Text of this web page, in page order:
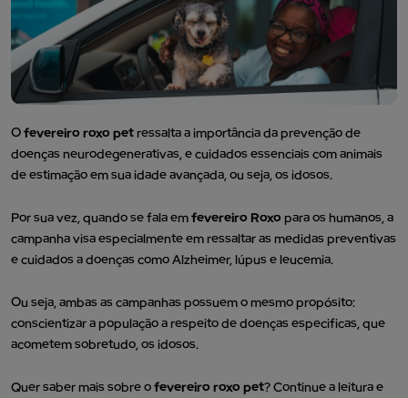
Ofevereiro roxo pet ressalta a importância da prevenção de
doenças neurodegenerativas, e cuidados essenciais com animais
de estimação em sua idade avançada, ou seja, os idosos.
Por sua vez, quando se fala emfevereiro Roxo para os humanos, a
campanha visa especialmente em ressaltar as medidas preventivas
e cuidados a doenças como Alzheimer, lúpus e leucemia.
Ou seja, ambas as campanhas possuem o mesmo propósito:
conscientizar a população a respeito de doenças especificas, que
acometem sobretudo, os idosos.
Quer saber mais sobre ofevereiro roxo pet? Continue a leitura e